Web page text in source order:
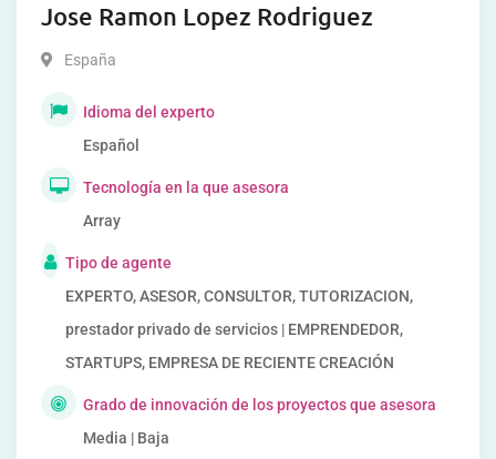
Jose Ramon Lopez Rodriguez
España
Idioma del experto
Español
Tecnología en la que asesora
Array
Tipo de agente
EXPERTO, ASESOR, CONSULTOR, TUTORIZACION,
prestador privado de servicios | EMPRENDEDOR,
STARTUPS, EMPRESA DE RECIENTE CREACIÓN
Grado de innovación de los proyectos que asesora
Media | Baja